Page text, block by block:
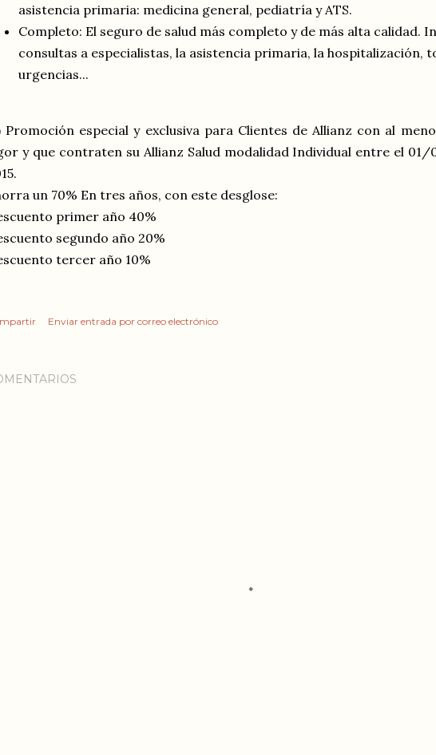
asistencia primaria: medicina general, pediatría y ATS.
Completo: El seguro de salud más completo y de más alta calidad.
consultas a especialistas, la asistencia primaria, la hospitalización,
urgencias...
Promoción especial y exclusiva para Clientes de Allianz con al
y que contraten su Allianz Salud modalidad Individual entre el 01/
un 70% En tres años, con este desglose:
primer año 40%
segundo año 20%
tercer año 10%
Enviar entrada por correo electrónico